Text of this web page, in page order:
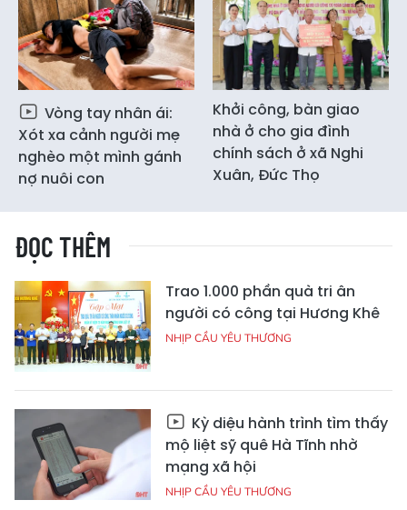
Vòng tay nhân ái:
Xót xa cảnh người mẹ
nghèo một mình gánh
nợ nuôi con
Khởi công, bàn giao
nhà ở cho gia đình
chính sách ở xã Nghi
Xuân, Đức Thọ
ĐỌC THÊM
Trao 1.000 phần quà tri ân
người có công tại Hương Khê
NHỊP CẦU YÊU THƯƠNG
Kỳ diệu hành trình tìm thấy
mộ liệt sỹ quê Hà Tĩnh nhờ
mạng xã hội
NHỊP CẦU YÊU THƯƠNG